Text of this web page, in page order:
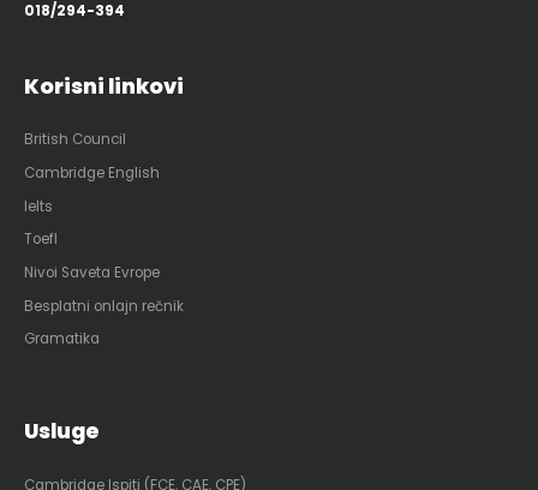
018/294-394
Korisni linkovi
British Council
Cambridge English
Ielts
Toefl
Nivoi Saveta Evrope
Besplatni onlajn rečnik
Gramatika
Usluge
Cambridge Ispiti (FCE, CAE, CPE)